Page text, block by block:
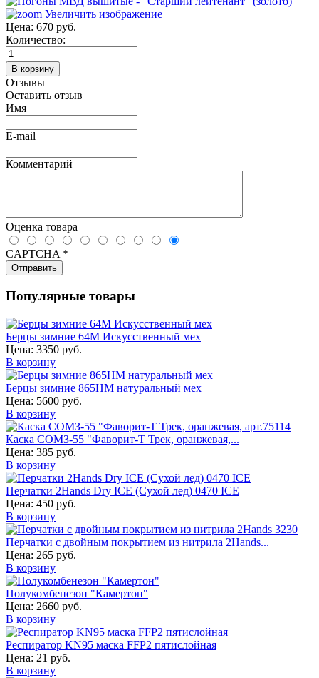
Увеличить изображение
Цена: 670 руб.
Количество:
Отзывы
Оставить отзыв
Имя
E-mail
Комментарий
Оценка товара
CAPTCHA *
Популярные товары
Берцы зимние 64М Искусственный мех
Цена: 3350 руб.
В корзину
Берцы зимние 865НМ натуральный мех
Цена: 5600 руб.
В корзину
Каска СОМЗ-55 "Фаворит-Т Трек, оранжевая,...
Цена: 385 руб.
В корзину
Перчатки 2Hands Dry ICE (Сухой лед) 0470 ICE
Цена: 450 руб.
В корзину
Перчатки с двойным покрытием из нитрила 2Hands...
Цена: 265 руб.
В корзину
Полукомбенезон "Камертон"
Цена: 2660 руб.
В корзину
Респиратор KN95 маска FFP2 пятислойная
Цена: 21 руб.
В корзину